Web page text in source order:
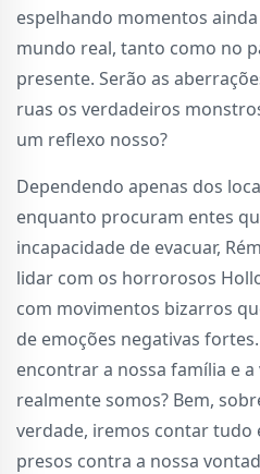
espelhando momentos
mundo real, tanto como no
presente. Serão as
ruas os verdadeiros
um reflexo nosso?
Dependendo apenas dos
enquanto procuram entes
incapacidade de evacuar,
lidar com os horrorosos
com movimentos bizarros
de emoções negativas
encontrar a nossa família e
realmente somos? Bem,
verdade, iremos contar tudo
presos contra a nossa